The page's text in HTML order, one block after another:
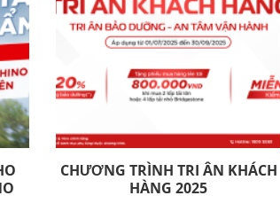
CHƯƠNG TRÌNH TRI ÂN KHÁCH
HÀNG 2025